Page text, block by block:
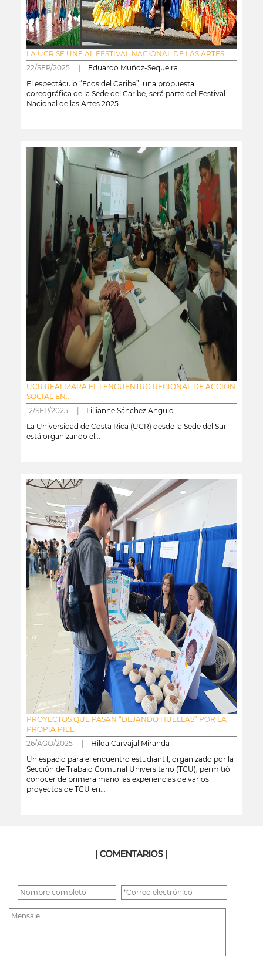
LA UCR SE UNE AL FESTIVAL NACIONAL DE LAS ARTES
22/SEP/2025 | Eduardo Muñoz-Sequeira
El espectáculo “Ecos del Caribe”, una propuesta
coreográfica de la Sede del Caribe, será parte del Festival
Nacional de las Artes 2025
UCR REALIZARÁ EL I ENCUENTRO REGIONAL DE ACCIÓN
SOCIAL EN...
12/SEP/2025 | Lillianne Sánchez Angulo
La Universidad de Costa Rica (UCR) desde la Sede del Sur
está organizando el...
PROYECTOS QUE PASAN “DEJANDO HUELLAS” POR LA
PROPIA PIEL
26/AGO/2025 | Hilda Carvajal Miranda
Un espacio para el encuentro estudiantil, organizado por la
Sección de Trabajo Comunal Universitario (TCU), permitió
conocer de primera mano las experiencias de varios
proyectos de TCU en...
| COMENTARIOS |